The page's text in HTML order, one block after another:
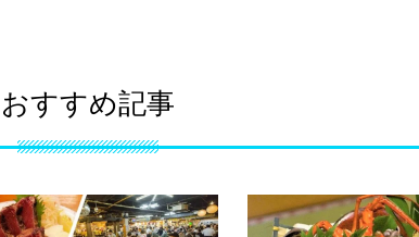
おすすめ記事